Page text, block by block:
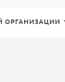
ОРГАНИЗАЦИИ